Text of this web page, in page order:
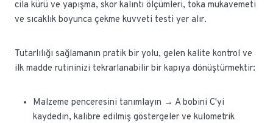
cila kürü ve yapışma, skor kalıntı ölçümleri, toka mukavemeti
ve sıcaklık boyunca çekme kuvveti testi yer alır.
Tutarlılığı sağlamanın pratik bir yolu, gelen kalite kontrol ve
ilk madde rutininizi tekrarlanabilir bir kapıya dönüştürmektir:
Malzeme penceresini tanımlayın → A bobini C'yi
kaydedin, kalibre edilmiş göstergeler ve kulometrik